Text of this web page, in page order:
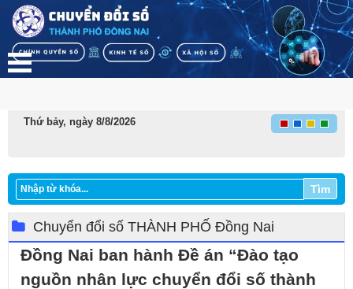
Thứ bảy, ngày 8/8/2026
Tìm
Chuyển đổi số THÀNH PHỐ Đồng Nai
Đồng Nai ban hành Đề án “Đào tạo
nguồn nhân lực chuyển đổi số thành